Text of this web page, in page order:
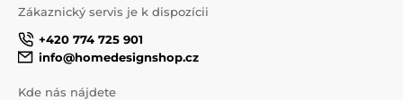
Zákaznický servis je k dispozícii
+420 774 725 901
info@homedesignshop.cz
Kde nás nájdete